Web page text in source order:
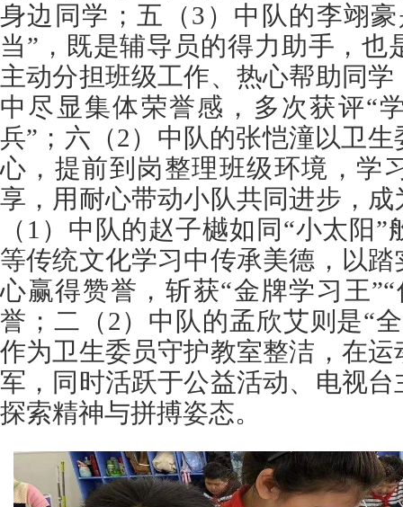
身边同学；五（3）中队的李翊
当”，既是辅导员的得力助手，也
主动分担班级工作、热心帮助同
中尽显集体荣誉感，多次获评“
兵”；六（2）中队的张恺潼以卫
心，提前到岗整理班级环境，学
享，用耐心带动小队共同进步，
（1）中队的赵子樾如同“小太阳
等传统文化学习中传承美德，以
心赢得赞誉，斩获“金牌学习王
誉；二（2）中队的孟欣艾则是“
作为卫生委员守护教室整洁，在
军，同时活跃于公益活动、电视
探索精神与拼搏姿态。